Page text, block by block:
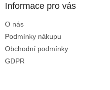
Informace pro vás
O nás
Podmínky nákupu
Obchodní podmínky
GDPR